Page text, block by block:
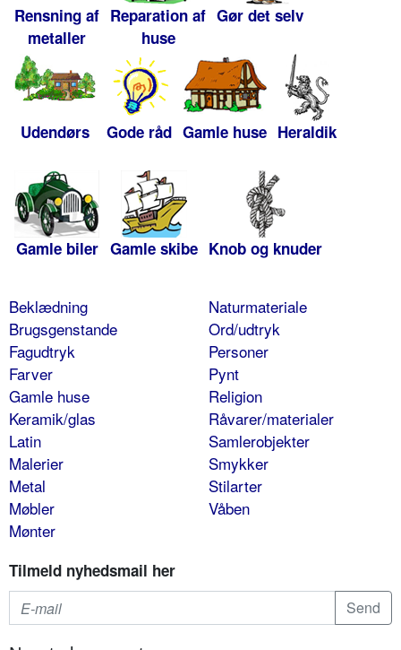
Rensning af
metaller
Reparation af
huse
Gør det selv
Udendørs Gode råd Gamle huse Heraldik
Gamle biler Gamle skibe Knob og knuder
Beklædning
Brugsgenstande
Fagudtryk
Farver
Gamle huse
Keramik/glas
Latin
Malerier
Metal
Møbler
Mønter
Naturmateriale
Ord/udtryk
Personer
Pynt
Religion
Råvarer/materialer
Samlerobjekter
Smykker
Stilarter
Våben
Tilmeld nyhedsmail her